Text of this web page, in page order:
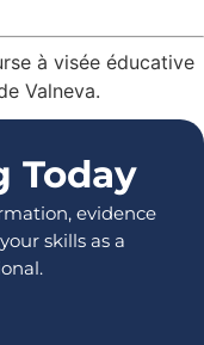
à visée éducative
Valneva.
Today
evidence
skills as a